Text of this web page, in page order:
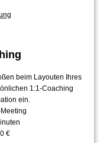
beim Layouten Ihres
1:1-Coaching
ein.
€